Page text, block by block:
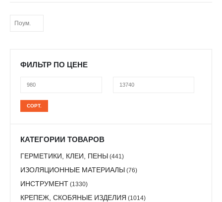
ФИЛЬТР ПО ЦЕНЕ
цена
цена
СОРТ.
КАТЕГОРИИ ТОВАРОВ
ГЕРМЕТИКИ, КЛЕИ, ПЕНЫ (441)
ИЗОЛЯЦИОННЫЕ МАТЕРИАЛЫ (76)
ИНСТРУМЕНТ (1330)
КРЕПЕЖ, СКОБЯНЫЕ ИЗДЕЛИЯ (1014)